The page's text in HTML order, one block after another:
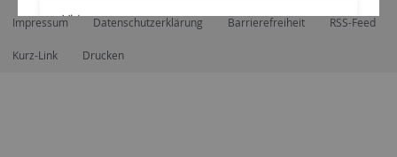
Impressum Datenschutzerklärung Barrierefreiheit RSS-Feed
Kurz-Link Drucken
Videos